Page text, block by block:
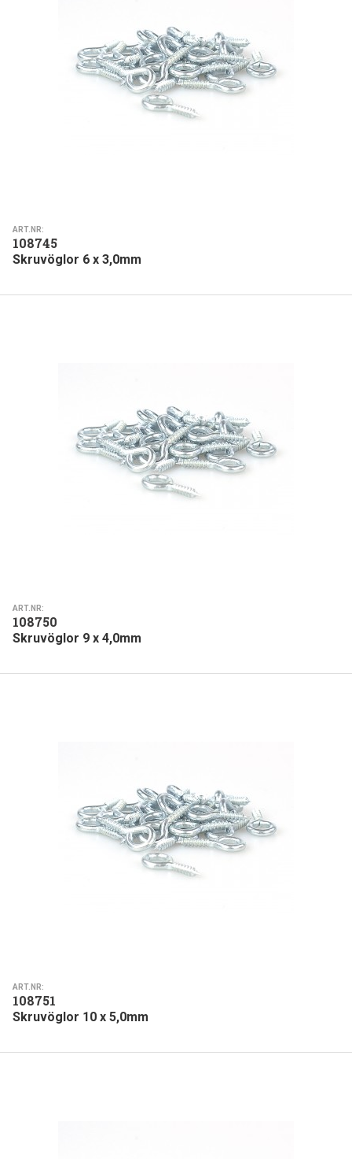
ART.NR:
108745
Skruvöglor 6 x 3,0mm
ART.NR:
108750
Skruvöglor 9 x 4,0mm
ART.NR:
108751
Skruvöglor 10 x 5,0mm